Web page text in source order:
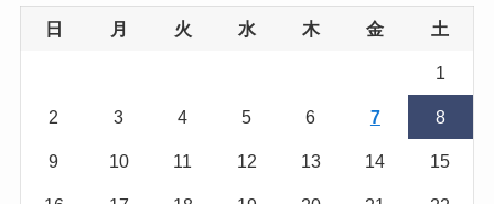
日 月 火 水 木 金 土
1
2 3 4 5 6 7 8
9 10 11 12 13 14 15